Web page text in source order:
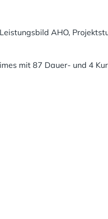
AHO,
mit 87 Dauer- und 4